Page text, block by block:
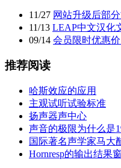
11/27 网站升级后部
11/13 LEAP中文汉化
09/14 会员限时优惠
推荐阅读
哈斯效应的应用
主观试听试验标准
扬声器声中心
声音的极限为什么是
国际著名声学家马大
Hornresp的输出结果